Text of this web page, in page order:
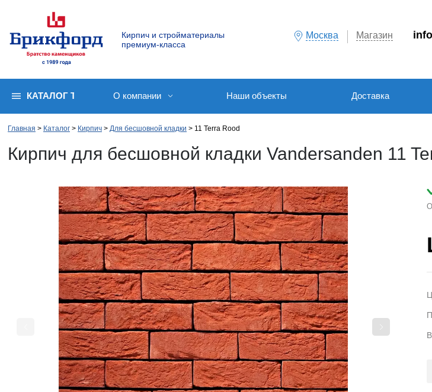
Кирпич и стройматериалы
премиум-класса
Москва Магазин
КАТАЛОГ ТОВАРОВО компании Наши объекты Доставка
Главная Каталог Кирпич Для бесшовной кладки 11 Terra Rood
Кирпич для бесшовной кладки Vandersanden 11